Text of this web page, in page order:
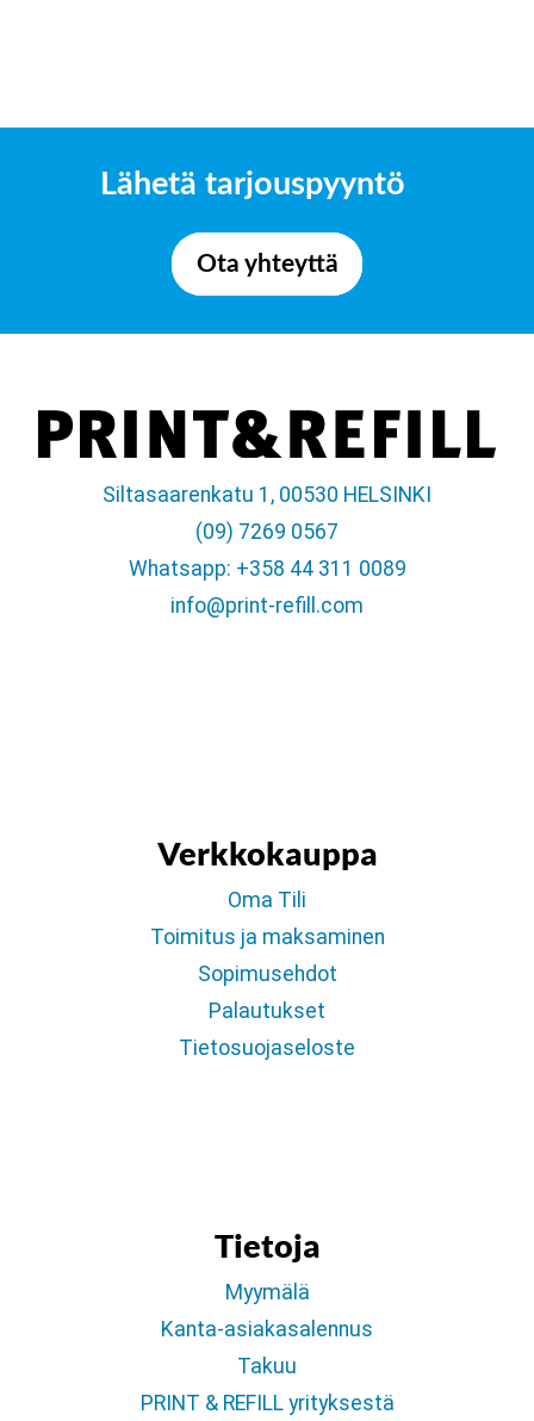
Lähetä tarjouspyyntö
Ota yhteyttä
Siltasaarenkatu 1, 00530 HELSINKI
(09) 7269 0567
Whatsapp: +358 44 311 0089
info@print-refill.com
Verkkokauppa
Oma Tili
Toimitus ja maksaminen
Sopimusehdot
Palautukset
Tietosuojaseloste
Tietoja
Myymälä
Kanta-asiakasalennus
Takuu
PRINT & REFILL yrityksestä